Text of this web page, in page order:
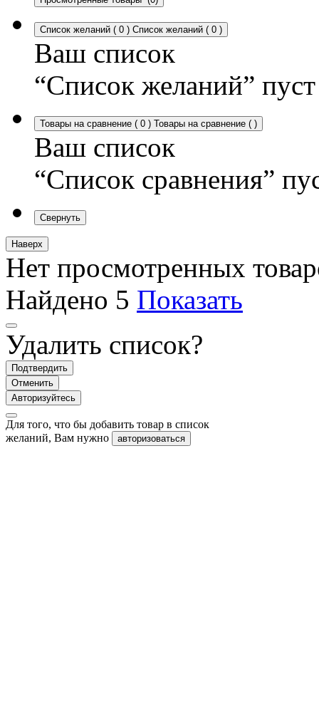
Список желаний ( 0 ) Список желаний ( 0 )
Ваш список
“Список желаний” пуст
Товары на сравнение ( 0 ) Товары на сравнение ( )
Ваш список
“Список сравнения”
Свернуть
Наверх
Нет просмотренных
Найдено 5 Показать
Удалить список?
Подтвердить
Отменить
Авторизуйтесь
Для того, что бы добавить товар в список
желаний, Вам нужно
авторизоваться